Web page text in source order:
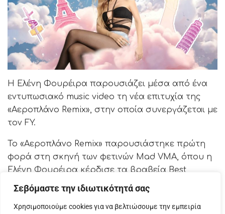
Σεβόμαστε την ιδιωτικότητά σας
Χρησιμοποιούμε cookies για να βελτιώσουμε την εμπειρία
Η Ελένη Φουρέιρα παρουσιάζει μέσα από ένα
εντυπωσιακό music video τη νέα επιτυχία της
«Αεροπλάνο Remix», στην οποία συνεργάζεται με
τον FY.
Το «Αεροπλάνο Remix» παρουσιάστηκε πρώτη
φορά στη σκηνή των φετινών Mad VMA, όπου η
Ελένη Φουρέιρα κέρδισε τα βραβεία Best
Performer και Καλύτερο Ντουέτο («Γδύσου» με
τον Apon), μέσα από ένα act των δύο
καλλιτεχνών που ξεσήκωσε το κοινό.